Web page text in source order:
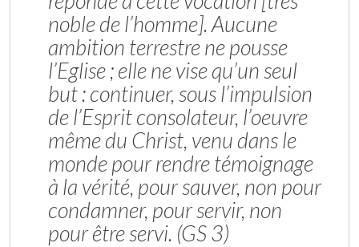
noble de l’homme]. Aucune
ambition terrestre ne pousse
l’Eglise ; elle ne vise qu’un seul
but : continuer, sous l’impulsion
de l’Esprit consolateur, l’oeuvre
même du Christ, venu dans le
monde pour rendre témoignage
à la vérité, pour sauver, non pour
condamner, pour servir, non
pour être servi. (GS 3)